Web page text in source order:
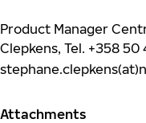
Product Manager
Clepkens, Tel. +358 50
Attachments